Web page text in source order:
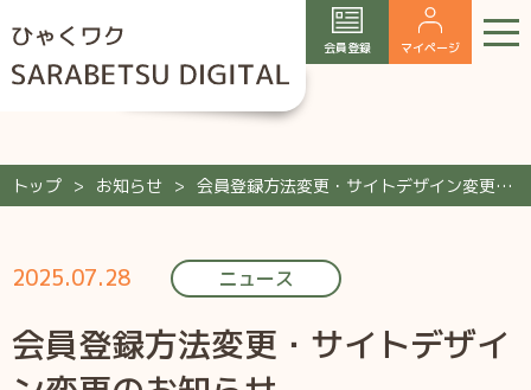
会員登録 マイページ
トップ お知らせ 会員登録方法変更・サイトデザイン変更のお知らせ
2025.07.28 ニュース
会員登録方法変更・サイトデザイ